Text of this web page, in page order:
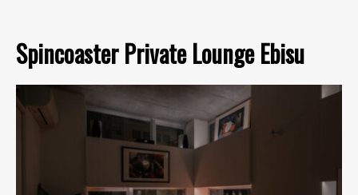
Spincoaster Private Lounge Ebisu